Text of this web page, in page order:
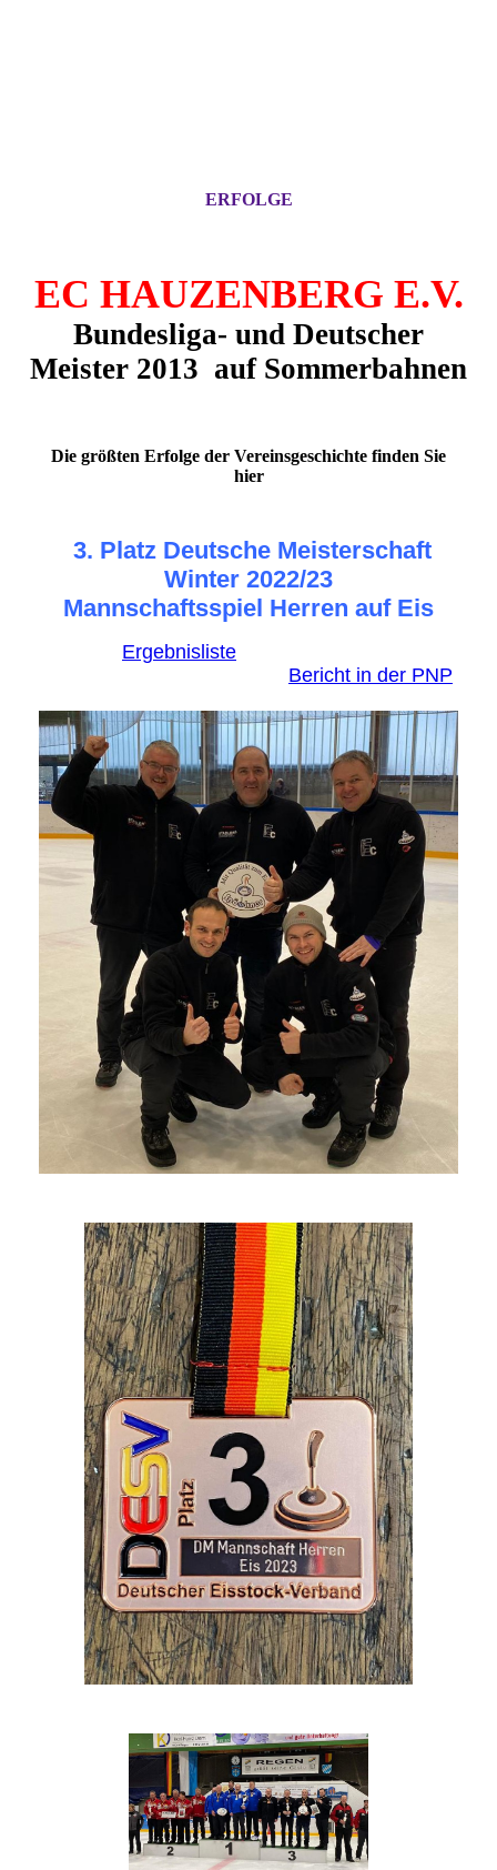
ERFOLGE
EC HAUZENBERG E.V.
Bundesliga- und Deutscher
Meister 2013 auf Sommerbahnen
Die größten Erfolge der Vereinsgeschichte finden Sie
hier
3. Platz Deutsche Meisterschaft
Winter 2022/23
Mannschaftsspiel Herren auf Eis
Ergebnisliste
Bericht in der PNP